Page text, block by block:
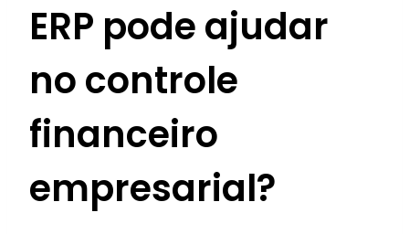
ERP pode ajudar
no controle
financeiro
empresarial?